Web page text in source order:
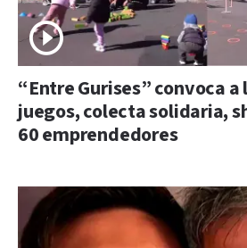
“Entre Gurises” convoca
juegos, colecta solidaria,
60 emprendedores